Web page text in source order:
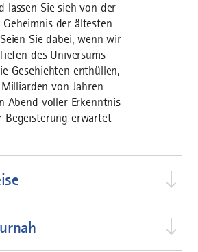
lassen Sie sich von der
der ältesten
Sie dabei, wenn wir
des Universums
Geschichten enthüllen,
von Jahren
Abend voller Erkenntnis
Begeisterung erwartet